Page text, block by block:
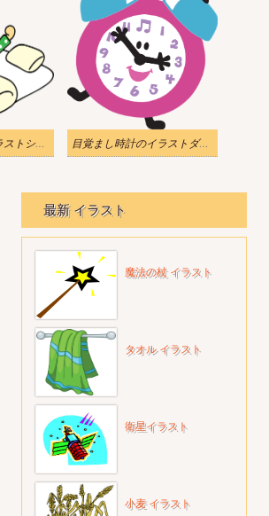
ウェイクアップイラストシンプル 目覚まし時計のイラストダウンロード
最新 イラスト
魔法の杖 イラスト
タオル イラスト
衛星イラスト
小麦 イラスト